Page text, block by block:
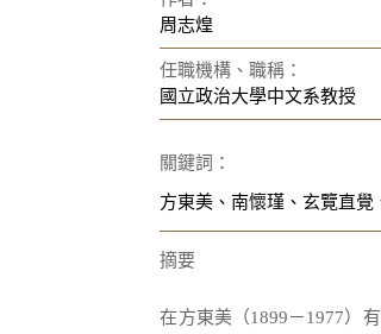
周志煌
任職機構、職稱：
國立政治大學中文系教授
關鍵詞：
方東美、南懷瑾、玄覽直
摘要
在方東美（1899－1977）